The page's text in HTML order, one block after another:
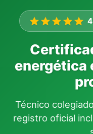
energética
Técnico
registro oficial